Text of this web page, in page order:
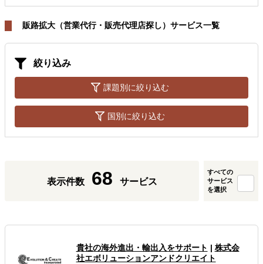
販路拡大（営業代行・販売代理店探し）サービス一覧
絞り込み
課題別に絞り込む
国別に絞り込む
表示件数 68 サービス
すべての
サービス
を選択
貴社の海外進出・輸出入をサポート | 株式会
社エボリューションアンドクリエイト